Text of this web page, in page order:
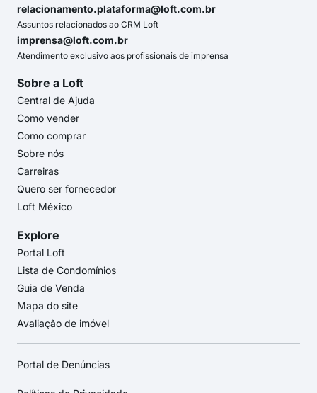
relacionamento.plataforma@loft.com.br
Assuntos relacionados ao CRM Loft
imprensa@loft.com.br
Atendimento exclusivo aos profissionais de imprensa
Sobre a Loft
Central de Ajuda
Como vender
Como comprar
Sobre nós
Carreiras
Quero ser fornecedor
Loft México
Explore
Portal Loft
Lista de Condomínios
Guia de Venda
Mapa do site
Avaliação de imóvel
Portal de Denúncias